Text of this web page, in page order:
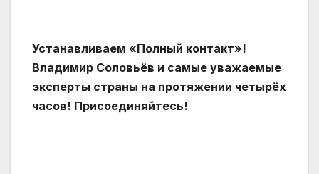
Устанавливаем «Полный контакт»!
Владимир Соловьёв и самые уважаемые
эксперты страны на протяжении четырёх
часов! Присоединяйтесь!